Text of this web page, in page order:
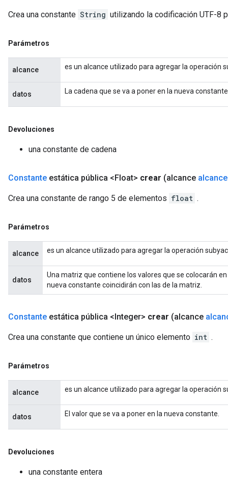
Crea una constante String utilizando la codificación UTF-8
Parámetros
alcance es un alcance utilizado para agregar la operación
datos La cadena que se va a poner en la nueva
Devoluciones
una constante de cadena
Constante estática pública <Float> crear (alcance alcance
Crea una constante de rango 5 de elementos float .
Parámetros
alcance es un alcance utilizado para agregar la operación
datos
Una matriz que contiene los valores que se colocarán
nueva constante coincidirán con las de la matriz.
Constante estática pública <Integer> crear (alcance
Crea una constante que contiene un único elemento int .
Parámetros
alcance es un alcance utilizado para agregar la operación
datos El valor que se va a poner en la nueva constante.
Devoluciones
una constante entera